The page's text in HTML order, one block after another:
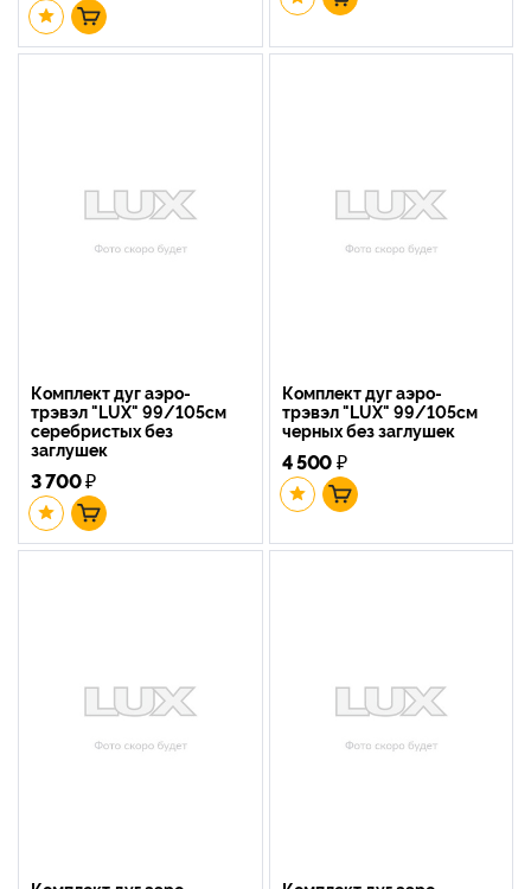
Комплект дуг аэро-
трэвэл "LUX" 99/105см
серебристых без
заглушек
3 700₽
Комплект дуг аэро-
трэвэл "LUX" 99/105см
черных без заглушек
4 500₽